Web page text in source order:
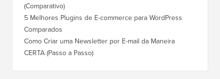
(Comparativo)
5 Melhores Plugins de E-commerce para WordPress
Comparados
Como Criar uma Newsletter por E-mail da Maneira
CERTA (Passo a Passo)